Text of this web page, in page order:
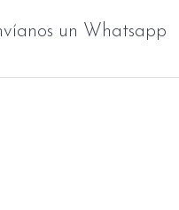
un Whatsapp